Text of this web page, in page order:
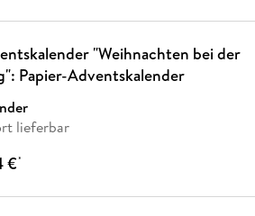
"Weihnachten bei der
Papier-Adventskalender
lieferbar
€*